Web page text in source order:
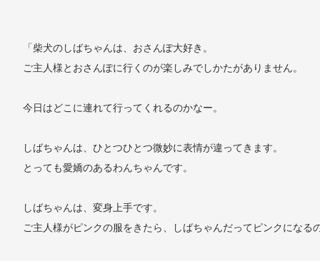
「柴犬のしばちゃんは、おさんぽ大好き。
ご主人様とおさんぽに行くのが楽しみでしかたがありません。
今日はどこに連れて行ってくれるのかなー。
しばちゃんは、ひとつひとつ微妙に表情が違ってきます。
とっても愛嬌のあるわんちゃんです。
しばちゃんは、変身上手です。
ご主人様がピンクの服をきたら、しばちゃんだってピンクになる